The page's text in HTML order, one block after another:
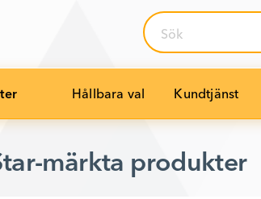
Sök
Hållbara val Kundtjänst
märkta produkter